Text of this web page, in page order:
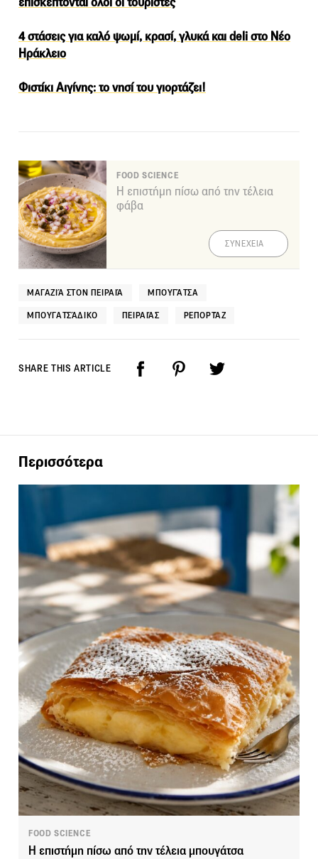
4 στάσεις για καλό ψωμί, κρασί, γλυκά και deli στο Νέο
Ηράκλειο
Φιστίκι Αιγίνης: το νησί του γιορτάζει!
FOOD SCIENCE
Η επιστήμη πίσω από την τέλεια
φάβα
ΣΥΝΕΧΕΙΑ
ΜΑΓΑΖΙΆ ΣΤΟΝ ΠΕΙΡΑΙΆ ΜΠΟΥΓΆΤΣΑ
ΜΠΟΥΓΑΤΣΆΔΙΚΟ ΠΕΙΡΑΙΆΣ ΡΕΠΟΡΤΆΖ
SHARE THIS ARTICLE
Περισσότερα
FOOD SCIENCE
Η επιστήμη πίσω από την τέλεια μπουγάτσα